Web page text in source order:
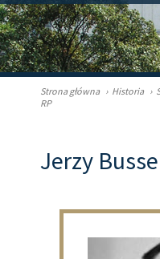
Strona główna › Historia ›
RP
Jerzy Busse